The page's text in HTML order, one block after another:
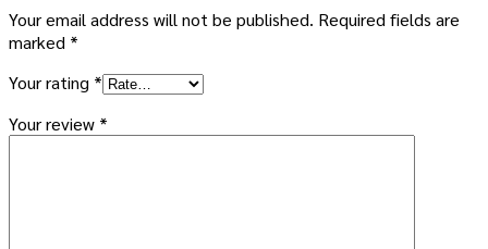
Your email address will not be published. Required fields are
marked *
Your rating *
Your review *